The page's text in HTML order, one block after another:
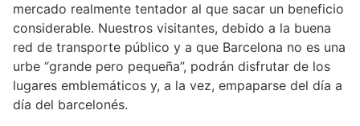
mercado realmente tentador al que sacar un beneficio
considerable. Nuestros visitantes, debido a la buena
red de transporte público y a que Barcelona no es una
urbe “grande pero pequeña”, podrán disfrutar de los
lugares emblemáticos y, a la vez, empaparse del día a
día del barcelonés.